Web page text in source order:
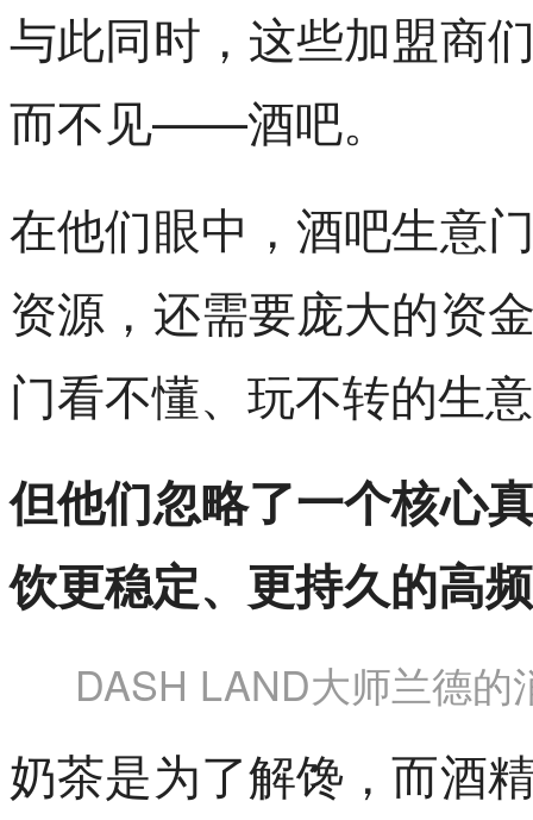
与此同时，这些加盟商
而不见——酒吧。
在他们眼中，酒吧生意
资源，还需要庞大的资
门看不懂、玩不转的生
但他们忽略了一个核心
饮更稳定、更持久的高
DASH LAND大师兰德
奶茶是为了解馋，而酒